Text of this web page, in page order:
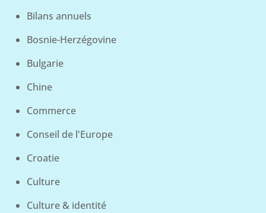
Bilans annuels
Bosnie-Herzégovine
Bulgarie
Chine
Commerce
Conseil de l'Europe
Croatie
Culture
Culture & identité